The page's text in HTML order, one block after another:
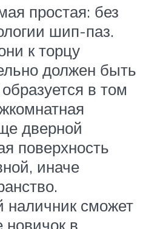
простая: без
шип-паз.
к торцу
должен быть
в том
дверной
поверхность
иначе
наличник сможет
новичок в